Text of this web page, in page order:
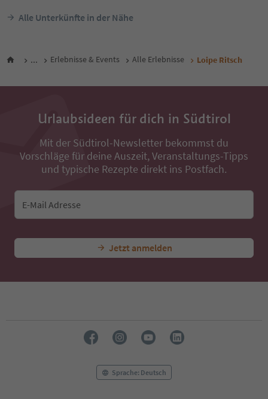
Alle Unterkünfte in der Nähe
... Erlebnisse & Events Alle Erlebnisse Loipe Ritsch
Urlaubsideen für dich in Südtirol
Mit der Südtirol-Newsletter bekommst du
Vorschläge für deine Auszeit, Veranstaltungs-Tipps
und typische Rezepte direkt ins Postfach.
E-Mail Adresse
Jetzt anmelden
Sprache: Deutsch